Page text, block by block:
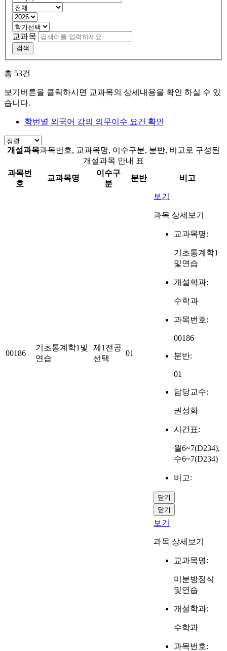
교과목
검색
총 53건
보기버튼을 클릭하시면 교과목의 상세내용을 확인 하실 수 있
습니다.
학번별 외국어 강의 의무이수 요건 확인
개설과목과목번호, 교과목명, 이수구분, 분반, 비고로 구성된
개설과목 안내 표
과목번
호
교과목명
이수구
분
분반 비고
00186
기초통계학1및
연습
제1전공
선택
01
보기
과목 상세보기
교과목명:
기초통계학1
및연습
개설학과:
수학과
과목번호:
00186
분반:
01
담당교수:
권성화
시간표:
월6~7(D234),
수6~7(D234)
비고:
닫기
닫기
보기
과목 상세보기
교과목명:
미분방정식
및연습
개설학과:
수학과
과목번호: